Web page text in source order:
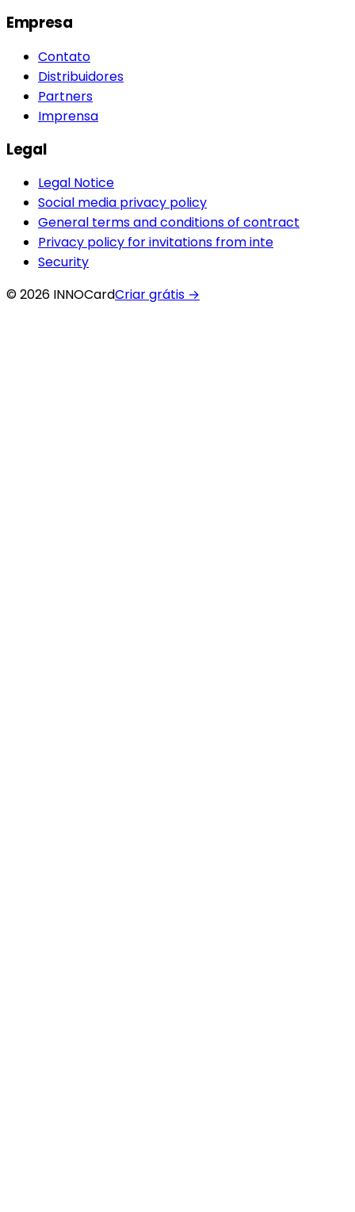
Empresa
Contato
Distribuidores
Partners
Imprensa
Legal
Legal Notice
Social media privacy policy
General terms and conditions of contract
Privacy policy for invitations from inte
Security
© 2026 INNOCardCriar grátis →